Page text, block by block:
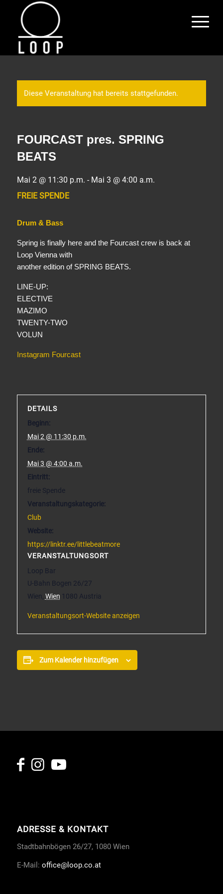
Diese Veranstaltung hat bereits stattgefunden.
FOURCAST pres. SPRING
BEATS
Mai 2 @ 11:30 p.m. - Mai 3 @ 4:00 a.m.
FREIE SPENDE
Drum & Bass
Spring is finally here and the Fourcast crew is back at
Loop Vienna with
another edition of SPRING BEATS.
LINE-UP:
ELECTIVE
MAZIMO
TWENTY-TWO
VOLUN
Instagram Fourcast
DETAILS
Beginn:
Mai 2 @ 11:30 p.m.
Ende:
Mai 3 @ 4:00 a.m.
Eintritt:
freie Spende
Veranstaltungskategorie:
Club
Website:
https://linktr.ee/littlebeatmore
VERANSTALTUNGSORT
Loop Bar
U-Bahn Bogen 26/27
Wien Wien 1080 Austria
Veranstaltungsort-Website anzeigen
Zum Kalender hinzufügen
ADRESSE & KONTAKT
Stadtbahnbögen 26/27, 1080 Wien
E-Mail: office@loop.co.at